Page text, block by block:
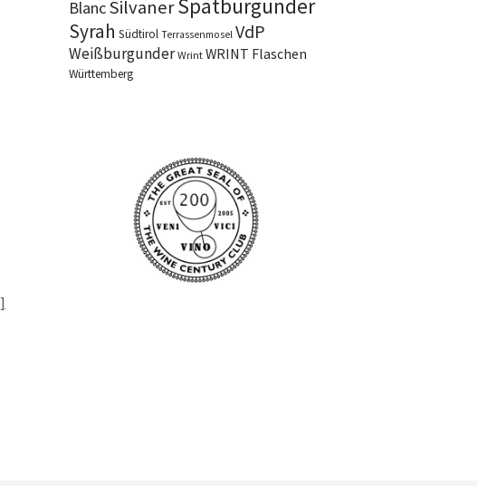
BlancSilvanerSpätburgunder
Syrah Südtirol Terrassenmosel VdP
Weißburgunder Wrint WRINT Flaschen
Württemberg